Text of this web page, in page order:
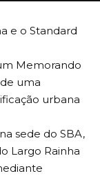
e o Standard
Memorando
uma
urbana
sede do SBA,
Largo Rainha